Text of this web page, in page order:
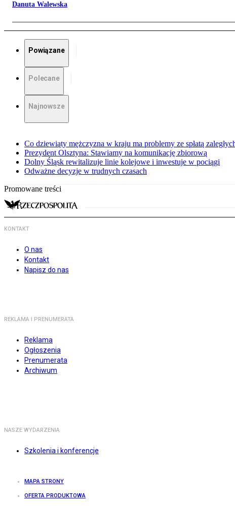
Danuta Walewska
Powiązane
Polecane
Najnowsze
Co dziewiąty mężczyzna w kraju ma problemy ze spłatą
Prezydent Olsztyna: Stawiamy na komunikację zbiorową
Dolny Śląsk rewitalizuje linie kolejowe i inwestuje w pociągi
Odważne decyzje w trudnych czasach
Promowane treści
KONTAKT
O nas
Kontakt
Napisz do nas
REKLAMA I PRENUMERATA
Reklama
Ogłoszenia
Prenumerata
Archiwum
NASZE WYDARZENIA
Szkolenia i konferencje
MAPA STRONY
OFERTA PRODUKTOWA